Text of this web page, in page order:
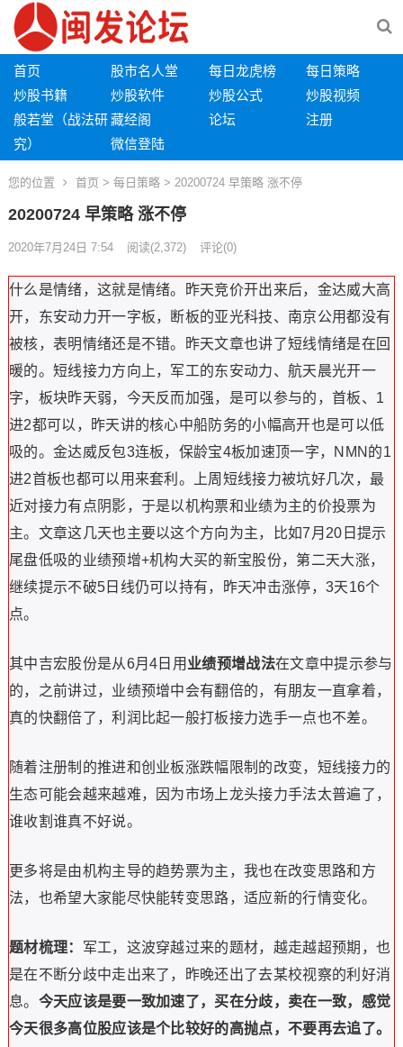
首页 股市名人堂 每日龙虎榜
每日策略
炒股书籍
炒股软件 炒股公式
炒股视频
般若堂（战法研
究）
藏经阁 论坛
注册
微信登陆
您的位置 首页 > 每日策略 > 20200724 早策略 涨不停
20200724 早策略 涨不停
2020年7月24日 7:54 阅读(2,372) 评论(0)
什么是情绪，这就是情绪。昨天竞价开出来后，金达威大高
开，东安动力开一字板，断板的亚光科技、南京公用都没有
被核，表明情绪还是不错。昨天文章也讲了短线情绪是在回
暖的。短线接力方向上，军工的东安动力、航天晨光开一
字，板块昨天弱，今天反而加强，是可以参与的，首板、1
进2都可以，昨天讲的核心中船防务的小幅高开也是可以低
吸的。金达威反包3连板，保龄宝4板加速顶一字，NMN的1
进2首板也都可以用来套利。上周短线接力被坑好几次，最
近对接力有点阴影，于是以机构票和业绩为主的价投票为
主。文章这几天也主要以这个方向为主，比如7月20日提示
尾盘低吸的业绩预增+机构大买的新宝股份，第二天大涨，
继续提示不破5日线仍可以持有，昨天冲击涨停，3天16个
点。
其中吉宏股份是从6月4日用 业绩预增战法在文章中提示参与
的，之前讲过，业绩预增中会有翻倍的，有朋友一直拿着，
真的快翻倍了，利润比起一般打板接力选手一点也不差。
随着注册制的推进和创业板涨跌幅限制的改变，短线接力的
生态可能会越来越难，因为市场上龙头接力手法太普遍了，
谁收割谁真不好说。
更多将是由机构主导的趋势票为主，我也在改变思路和方
法，也希望大家能尽快能转变思路，适应新的行情变化。
题材梳理： 军工，这波穿越过来的题材，越走越超预期，也
是在不断分歧中走出来了，昨晚还出了去某校视察的利好消
息。 今天应该是要一致加速了，买在分歧，卖在一致，感觉
今天很多高位股应该是个比较好的高抛点，不要再去追了。